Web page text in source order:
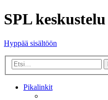
SPL keskustelu
Hyppää sisältöön
Pikalinkit